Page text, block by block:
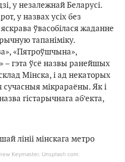
у незалежнай Беларусі.
у назвах усіх без
ўвасобілася жаданне
тапаніміку.
«Пятроўшчына»,
– гэта ўсё назвы ранейшых
Мінска, і ад некаторых
мікрараёны. Як і
гістарычнага аб’екта,
Keymaster, Unsplash.com.